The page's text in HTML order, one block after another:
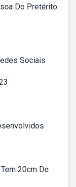
Do Pretérito
Sociais
20cm De